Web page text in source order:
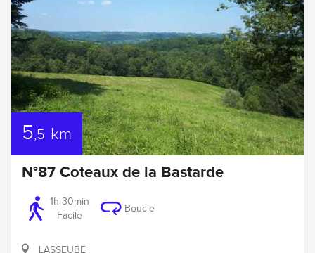
5,5 km
N°87 Coteaux de la Bastarde
1h 30min
Facile
Boucle
LASSEUBE